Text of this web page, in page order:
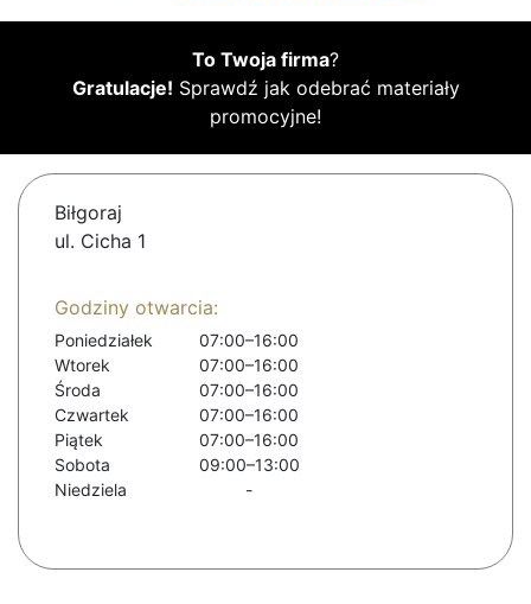
To Twoja firma?
Gratulacje! Sprawdź jak odebrać materiały
promocyjne!
Biłgoraj
ul. Cicha 1
Godziny otwarcia:
Poniedziałek
07:00–16:00
Wtorek
07:00–16:00
Środa
07:00–16:00
Czwartek
07:00–16:00
Piątek
07:00–16:00
Sobota
09:00–13:00
Niedziela
-